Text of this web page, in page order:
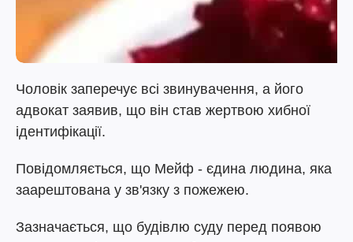
Чоловік заперечує всі звинувачення, а його
адвокат заявив, що він став жертвою хибної
ідентифікації.
Повідомляється, що Мейф - єдина людина, яка
заарештована у зв'язку з пожежею.
Зазначається, що будівлю суду перед появою